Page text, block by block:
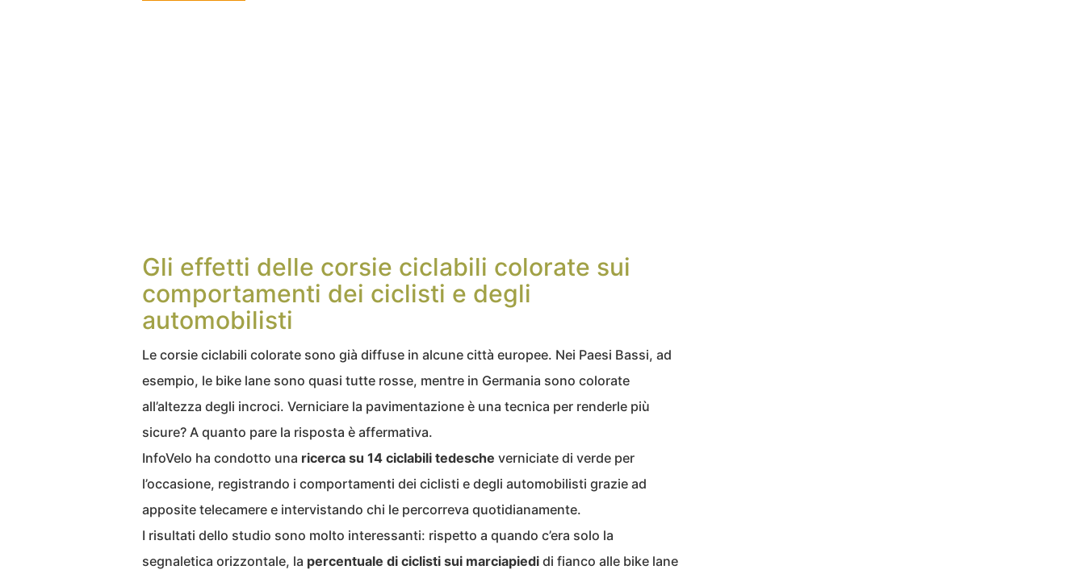
Gli effetti delle corsie ciclabili colorate sui
comportamenti dei ciclisti e degli
automobilisti
Le corsie ciclabili colorate sono già diffuse in alcune città europee. Nei Paesi Bassi, ad
esempio, le bike lane sono quasi tutte rosse, mentre in Germania sono colorate
all’altezza degli incroci. Verniciare la pavimentazione è una tecnica per renderle più
sicure? A quanto pare la risposta è affermativa.
InfoVelo ha condotto una ricerca su 14 ciclabili tedesche verniciate di verde per
l’occasione, registrando i comportamenti dei ciclisti e degli automobilisti grazie ad
apposite telecamere e intervistando chi le percorreva quotidianamente.
I risultati dello studio sono molto interessanti: rispetto a quando c’era solo la
segnaletica orizzontale, la percentuale di ciclisti sui marciapiedi di fianco alle bike lane